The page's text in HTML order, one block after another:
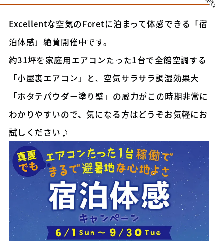
Excellentな空気のForetに泊まって体感できる「宿
泊体感」絶賛開催中です。
約31坪を家庭用エアコンたった1台で全館空調する
「小屋裏エアコン」と、空気サラサラ調湿効果大
「ホタテパウダー塗り壁」の威力がこの時期非常に
わかりやすいので、気になる方はどうぞお気軽にお
試しください♪